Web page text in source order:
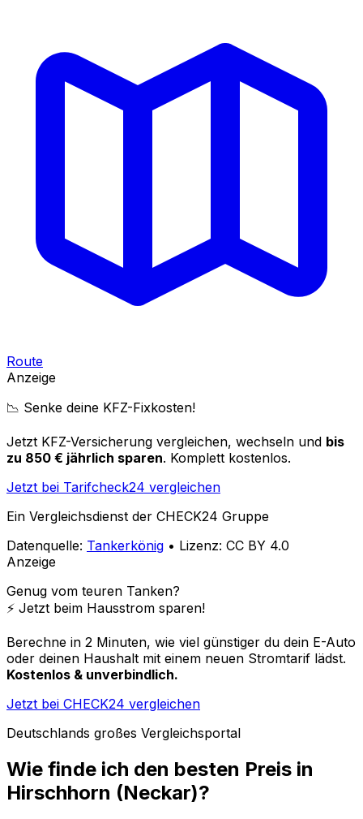
Route
Anzeige
📉 Senke deine KFZ-Fixkosten!
Jetzt KFZ-Versicherung vergleichen, wechseln und bis
zu 850 € jährlich sparen. Komplett kostenlos.
Jetzt bei Tarifcheck24 vergleichen
Ein Vergleichsdienst der CHECK24 Gruppe
Datenquelle: Tankerkönig • Lizenz: CC BY 4.0
Anzeige
Genug vom teuren Tanken?
⚡️ Jetzt beim Hausstrom sparen!
Berechne in 2 Minuten, wie viel günstiger du dein E-Auto
oder deinen Haushalt mit einem neuen Stromtarif lädst.
Kostenlos & unverbindlich.
Jetzt bei CHECK24 vergleichen
Deutschlands großes Vergleichsportal
Wie finde ich den besten Preis in
Hirschhorn (Neckar)?